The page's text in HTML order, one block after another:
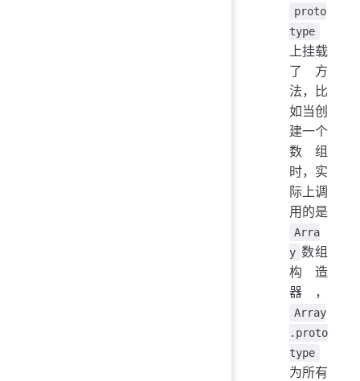
proto
type
上挂载
了方
法，比
如当创
建一个
数组
时，实
际上调
用的是
Arra
y 数组
构造
器，
Array
.proto
type
为所有